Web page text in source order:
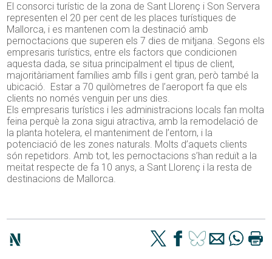
El consorci turístic de la zona de Sant Llorenç i Son Servera
representen el 20 per cent de les places turístiques de
Mallorca, i es mantenen com la destinació amb
pernoctacions que superen els 7 dies de mitjana. Segons els
empresaris turístics, entre els factors que condicionen
aquesta dada, se situa principalment el tipus de client,
majoritàriament famílies amb fills i gent gran, però també la
ubicació. Estar a 70 quilòmetres de l’aeroport fa que els
clients no només venguin per uns dies.
Els empresaris turístics i les administracions locals fan molta
feina perquè la zona sigui atractiva, amb la remodelació de
la planta hotelera, el manteniment de l’entorn, i la
potenciació de les zones naturals. Molts d’aquets clients
són repetidors. Amb tot, les pernoctacions s’han reduït a la
meitat respecte de fa 10 anys, a Sant Llorenç i la resta de
destinacions de Mallorca.